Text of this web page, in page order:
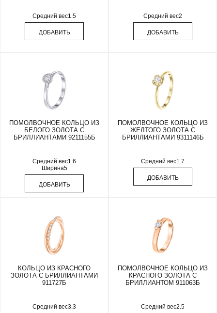
Средний вес1.5
ДОБАВИТЬ
Средний вес2
ДОБАВИТЬ
ПОМОЛВОЧНОЕ КОЛЬЦО ИЗ
БЕЛОГО ЗОЛОТА С
БРИЛЛИАНТАМИ 9211155Б
Средний вес1.6
Ширина5
ДОБАВИТЬ
ПОМОЛВОЧНОЕ КОЛЬЦО ИЗ
ЖЕЛТОГО ЗОЛОТА С
БРИЛЛИАНТАМИ 9311146Б
Средний вес1.7
ДОБАВИТЬ
КОЛЬЦО ИЗ КРАСНОГО
ЗОЛОТА С БРИЛЛИАНТАМИ
911727Б
Средний вес3.3
ПОМОЛВОЧНОЕ КОЛЬЦО ИЗ
КРАСНОГО ЗОЛОТА С
БРИЛЛИАНТОМ 911063Б
Средний вес2.5